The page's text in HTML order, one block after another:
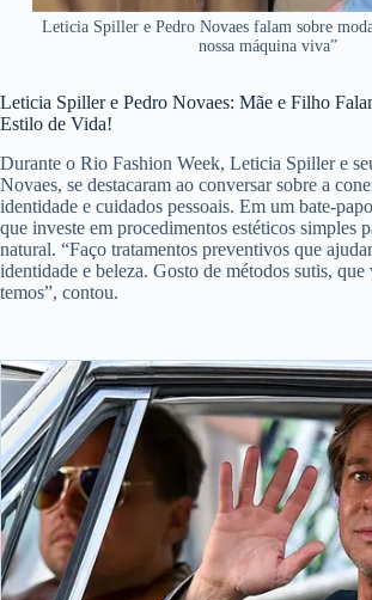
Leticia Spiller e Pedro Novaes falam sobre
nossa máquina viva”
Leticia Spiller e Pedro Novaes: Mãe e Filho
Estilo de Vida!
Durante o Rio Fashion Week, Leticia Spiller e
Novaes, se destacaram ao conversar sobre a
identidade e cuidados pessoais. Em um bate-
que investe em procedimentos estéticos simples
natural. “Faço tratamentos preventivos que
identidade e beleza. Gosto de métodos sutis,
temos”, contou.